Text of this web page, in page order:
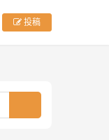
投稿